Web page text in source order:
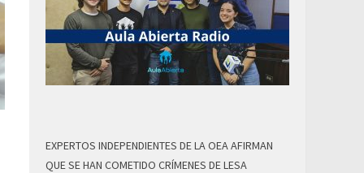
EXPERTOS INDEPENDIENTES DE LA OEA AFIRMAN
QUE SE HAN COMETIDO CRÍMENES DE LESA